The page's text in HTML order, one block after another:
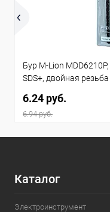
Бур M-Lion
SDS+, двойная резьба
6.24 руб.
6.94 руб.
Каталог
Электроинструмент